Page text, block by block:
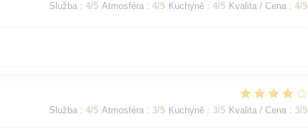
Služba : 4/5 Atmosféra : 4/5 Kuchyně : 4/5 Kvalita / Cena : 4/5
Služba : 4/5 Atmosféra : 3/5 Kuchyně : 3/5 Kvalita / Cena : 3/5